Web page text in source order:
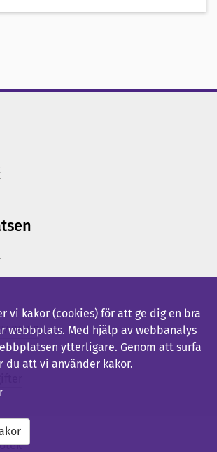
80 00
vi kakor (cookies) för att ge dig en bra
webbplats. Med hjälp av webbanalys
ytterligare. Genom att surfa
du att vi använder kakor.